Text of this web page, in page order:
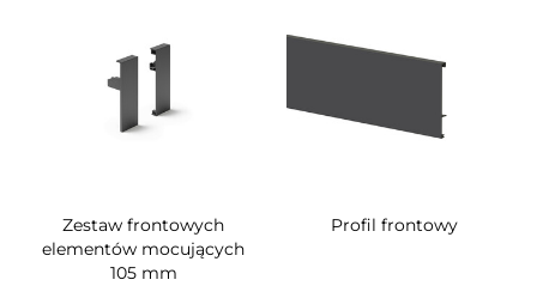
Zestaw frontowych
elementów mocujących
105 mm
Profil frontowy